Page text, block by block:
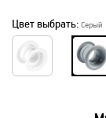
Цвет выбрать: Серый